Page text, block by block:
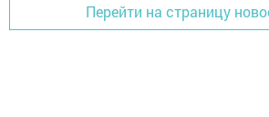
Перейти на страницу